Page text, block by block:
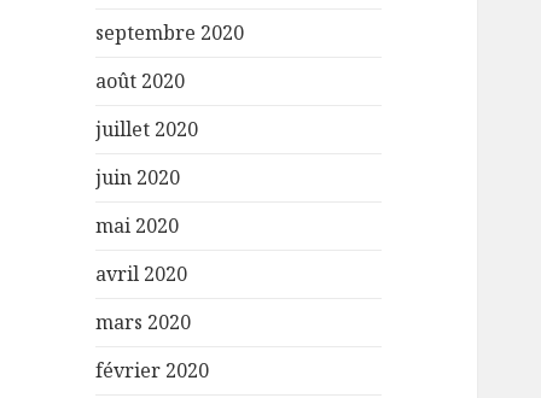
septembre 2020
août 2020
juillet 2020
juin 2020
mai 2020
avril 2020
mars 2020
février 2020